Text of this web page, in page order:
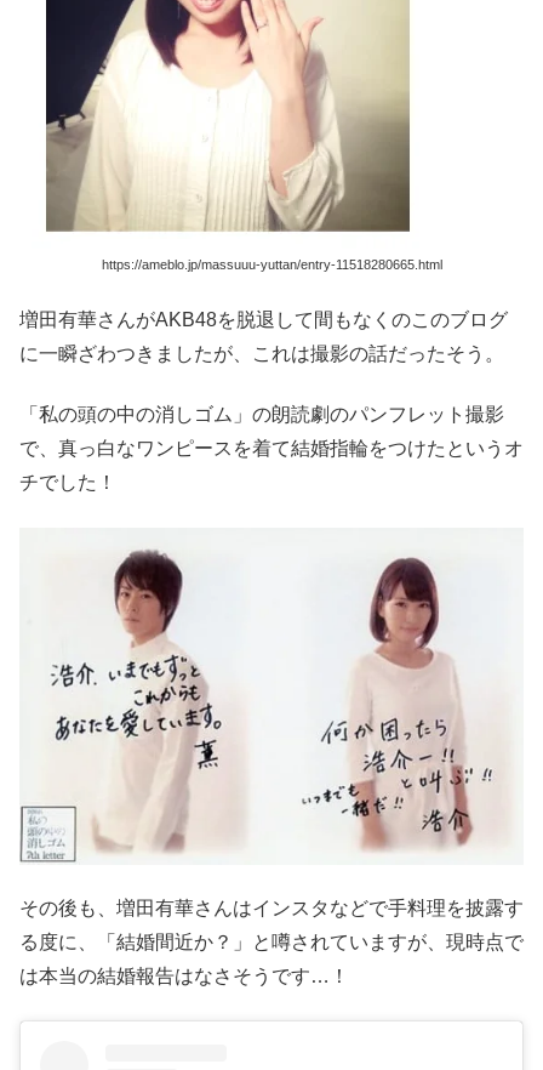
https://ameblo.jp/massuuu-yuttan/entry-11518280665.html
増田有華さんがAKB48を脱退して間もなくのこのブログ
に一瞬ざわつきましたが、これは撮影の話だったそう。
「私の頭の中の消しゴム」の朗読劇のパンフレット撮影
で、真っ白なワンピースを着て結婚指輪をつけたというオ
チでした！
その後も、増田有華さんはインスタなどで手料理を披露す
る度に、「結婚間近か？」と噂されていますが、現時点で
は本当の結婚報告はなさそうです…！